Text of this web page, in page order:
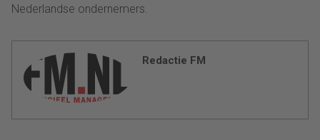
Nederlandse ondernemers.
Redactie FM